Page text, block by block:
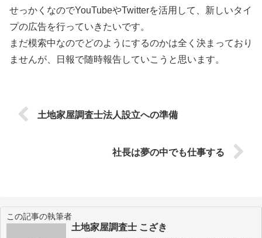
せっかくなのでYouTubeやTwitterを活用して、新しいタイ
プの広告を行っていきたいです。
まだ模索中なのでどのようにするのかは全く決まっており
ませんが、日報で随時報告していこうと思います。
土地家屋調査士法人設立への準備
社長は夢の中でも仕事する
この記事の執筆者
土地家屋調査士 こざき